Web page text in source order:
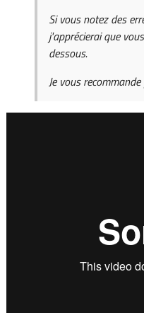
Si vous notez des
j'apprécierai que
dessous.
Je vous